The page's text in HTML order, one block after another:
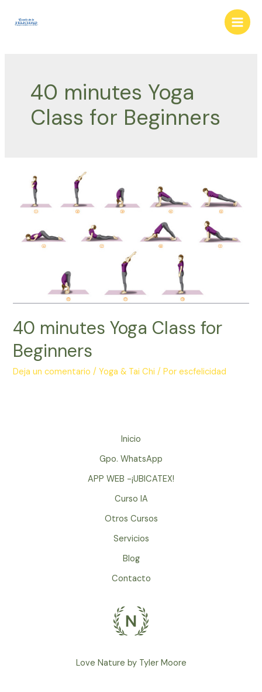
Main
40 minutes Yoga
Class for Beginners
40 minutes Yoga Class for
Beginners
Deja un comentario /Yoga & Tai Chi / Porescfelicidad
Inicio
Gpo. WhatsApp
APP WEB -¡UBICATEX!
Curso IA
Otros Cursos
Servicios
Blog
Contacto
Love Nature by Tyler Moore